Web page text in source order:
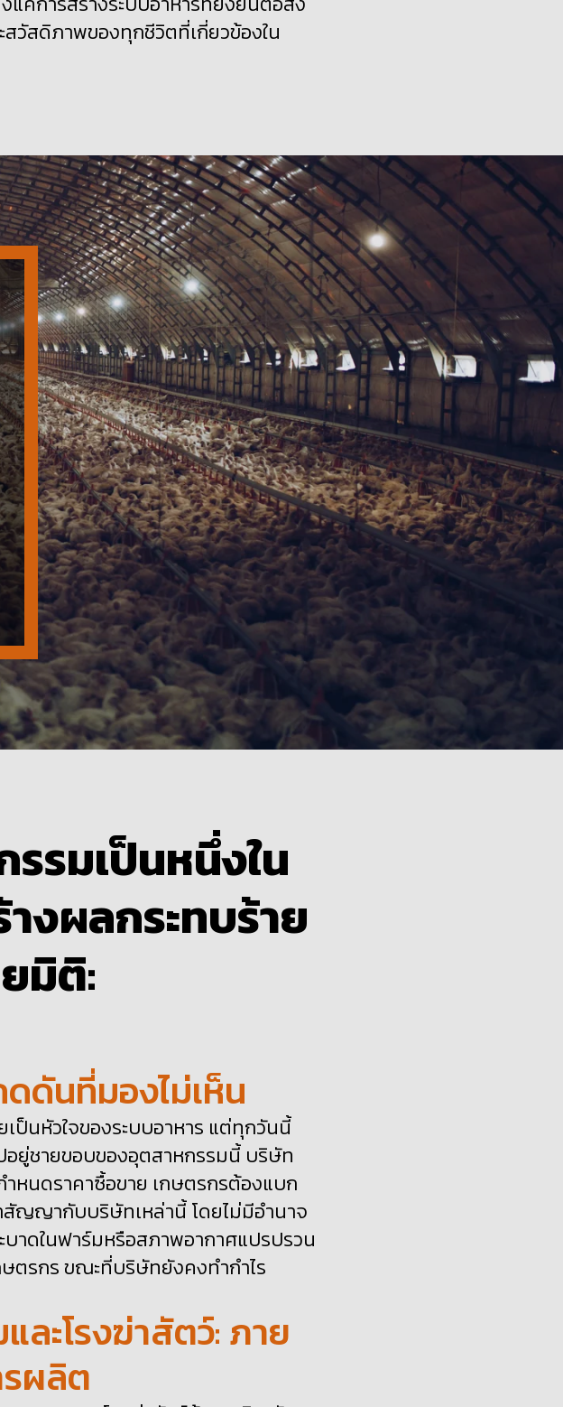
วัสดิภาพของทุกชีวิตที่เกี่ยวข้องใน
รมเป็นหนึ่งใน
งผลกระทบร้าย
มิติ:
ดันที่มองไม่เห็น
ป็นหัวใจของระบบอาหาร แต่ทุกวันนี้
ยู่ชายขอบของอุตสาหกรรมนี้ บรษัท
หนดราคาซื้อขาย เกษตรกรต้องแบก
สัญญากับบรษัทเหล่านี้โดยไม่มีอำนาจ
บาดในฟาร์มหรือสภาพอากาศแปรปรวน
ตรกรขณะที่บรษัทยังคงทำกำไร
ละโรงฆ่าสัตว์: ภาย
ผลิต